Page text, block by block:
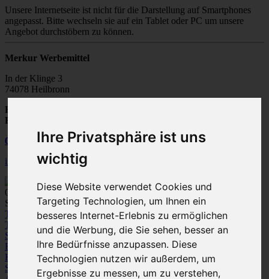
Ihre Privatsphäre ist uns
wichtig
Diese Website verwendet Cookies und
Targeting Technologien, um Ihnen ein
besseres Internet-Erlebnis zu ermöglichen
und die Werbung, die Sie sehen, besser an
Ihre Bedürfnisse anzupassen. Diese
Technologien nutzen wir außerdem, um
Ergebnisse zu messen, um zu verstehen,
Unsere Internetseite ist nicht für die Darstellung auf Smartphones
angepasst. Bitte wechseln sie auf ein Tablet oder PC um unsere
Angebot durchstöbern zu können.
Merkur Werbemittel
In der Klinge 3
74078 Heilbronn
Fax:
E-Mail:
07131
28 50 20
info@merkur-werbemittel.de
0
Spezialist für Werbeartikel und Textile Werbung
Textilien
T-Shirts
Polo-Shirts Sweatshirts /
Sweatjacken FleeceBodywarmer/WestenJacken Hemden und
Blusen
Pullover / StrickjackenHosen
Kleinkinder-Bekleidung
Sportbekleidung